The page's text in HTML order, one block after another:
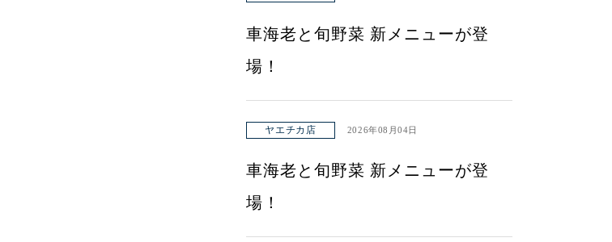
車海老と旬野菜 新メニューが登
場！
ヤエチカ店 2026年08月04日
車海老と旬野菜 新メニューが登
場！